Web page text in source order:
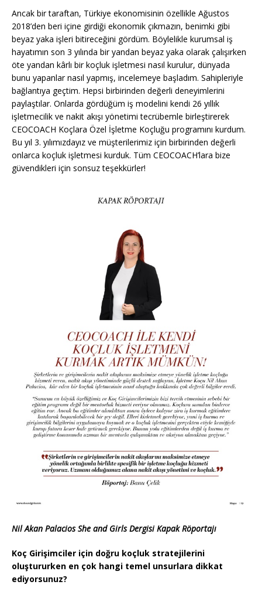
Ancak bir taraftan, Türkiye ekonomisinin özellikle Ağustos
2018’den beri içine girdiği ekonomik çıkmazın, benimki gibi
beyaz yaka işleri bitireceğini gördüm. Böylelikle kurumsal iş
hayatımın son 3 yılında bir yandan beyaz yaka olarak çalışırken
öte yandan kârlı bir koçluk işletmesi nasıl kurulur, dünyada
bunu yapanlar nasıl yapmış, incelemeye başladım. Sahipleriyle
bağlantıya geçtim. Hepsi birbirinden değerli deneyimlerini
paylaştılar. Onlarda gördüğüm iş modelini kendi 26 yıllık
işletmecilik ve nakit akışı yönetimi tecrübemle birleştirerek
CEOCOACH Koçlara Özel İşletme Koçluğu programını kurdum.
Bu yıl 3. yılımızdayız ve müşterilerimiz için birbirinden değerli
onlarca koçluk işletmesi kurduk. Tüm CEOCOACH’lara bize
güvendikleri için sonsuz teşekkürler!
Nil Akan Palacios She and Girls Dergisi Kapak Röportajı
Koç Girişimciler için doğru koçluk stratejilerini
oluştururken en çok hangi temel unsurlara dikkat
ediyorsunuz?